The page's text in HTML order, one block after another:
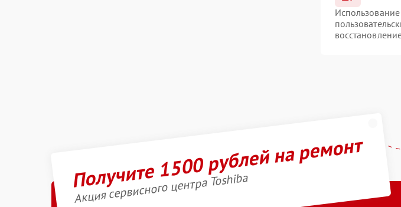
Получите 1500 рублей на ремонт
Акция сервисного центра Toshiba